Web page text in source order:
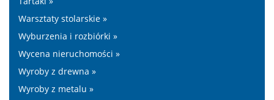
Warsztaty stolarskie »
Wyburzenia i rozbiórki »
Wycena nieruchomości »
Wyroby z drewna »
Wyroby z metalu »